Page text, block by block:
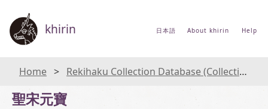
khirin 日本語 About khirin Help
Home Rekihaku Collection Database (Collections Database of the National Museum of Japanese History)
聖宋元寶